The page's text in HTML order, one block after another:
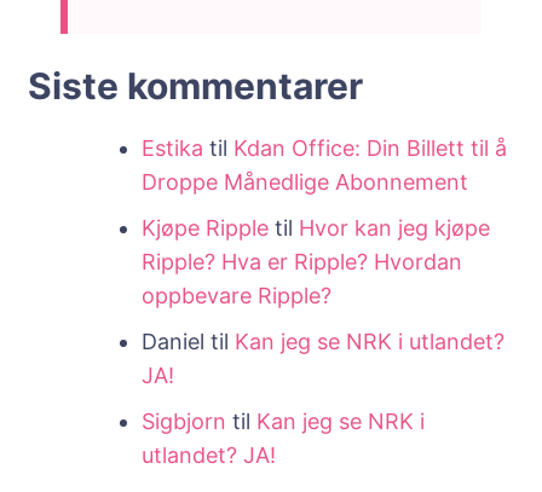
Siste kommentarer
Estika til Kdan Office: Din Billett til å
Droppe Månedlige Abonnement
Kjøpe Ripple til Hvor kan jeg kjøpe
Ripple? Hva er Ripple? Hvordan
oppbevare Ripple?
Daniel til Kan jeg se NRK i utlandet?
JA!
Sigbjorn til Kan jeg se NRK i
utlandet? JA!